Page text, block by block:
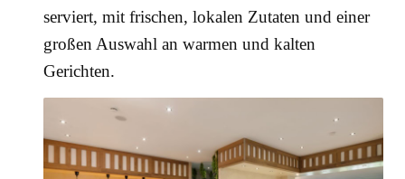
serviert, mit frischen, lokalen Zutaten und einer
großen Auswahl an warmen und kalten
Gerichten.